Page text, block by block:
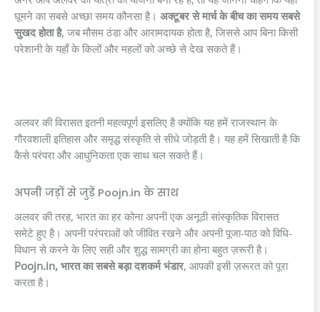
घूमने का सबसे अच्छा समय कौनसा है। अक्टूबर से मार्च के बीच का समय सबसे
सुखद होता है, जब मौसम ठंडा और आरामदायक होता है, जिससे आप बिना किसी
परेशानी के यहाँ के किलों और महलों को अच्छे से देख सकते हैं।
अलवर की विरासत इतनी महत्वपूर्ण इसलिए है क्योंकि यह हमें राजस्थान के
गौरवशाली इतिहास और समृद्ध संस्कृति से सीधे जोड़ती है। यह हमें सिखाती है कि
कैसे परंपरा और आधुनिकता एक साथ चल सकते हैं।
अपनी जड़ों से जुड़ें Poojn.in के साथ
अलवर की तरह, भारत का हर कोना अपनी एक अनूठी सांस्कृतिक विरासत
समेटे हुए है। अपनी परंपराओं को जीवित रखने और अपनी पूजा-पाठ को विधि-
विधान से करने के लिए सही और शुद्ध सामग्री का होना बहुत ज़रूरी है।
Poojn.in, भारत का सबसे बड़ा दशकर्म भंडार, आपकी इसी ज़रूरत को पूरा
करता है।